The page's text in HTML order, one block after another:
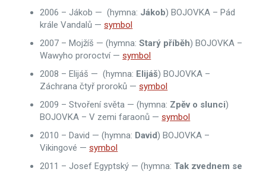
2006 – Jákob — (hymna: Jákob) BOJOVKA – Pád
krále Vandalů —symbol
2007 – Mojžíš — (hymna:Starý příběh) BOJOVKA –
Wawyho proroctví —symbol
2008 – Elijáš — (hymna: Elijáš) BOJOVKA –
Záchrana čtyř proroků —symbol
2009 – Stvoření světa — (hymna: Zpěv o slunci)
BOJOVKA – V zemi faraonů —symbol
2010 – David — (hymna: David) BOJOVKA –
Vikingové —symbol
2011 – Josef Egyptský — (hymna: Tak zvednem se